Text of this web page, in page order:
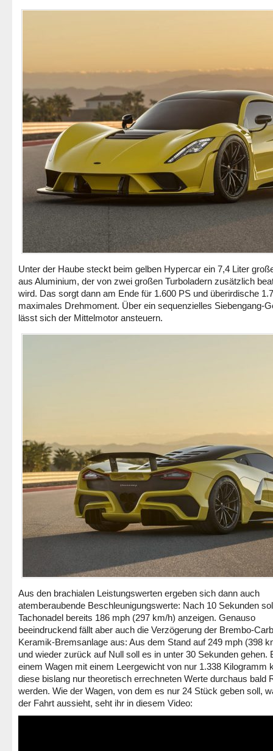
Unter der Haube steckt beim gelben Hypercar ein 7,4 Liter
aus Aluminium, der von zwei großen Turboladern zusätzlich
wird. Das sorgt dann am Ende für 1.600 PS und überirdische
maximales Drehmoment. Über ein sequenzielles Siebengang-
lässt sich der Mittelmotor ansteuern.
Aus den brachialen Leistungswerten ergeben sich dann auch
atemberaubende Beschleunigungswerte: Nach 10 Sekunden
Tachonadel bereits 186 mph (297 km/h) anzeigen. Genauso
beeindruckend fällt aber auch die Verzögerung der Brembo-
Keramik-Bremsanlage aus: Aus dem Stand auf 249 mph (398
und wieder zurück auf Null soll es in unter 30 Sekunden gehen.
einem Wagen mit einem Leergewicht von nur 1.338 Kilogramm
diese bislang nur theoretisch errechneten Werte durchaus bald
werden. Wie der Wagen, von dem es nur 24 Stück geben soll,
der Fahrt aussieht, seht ihr in diesem Video: